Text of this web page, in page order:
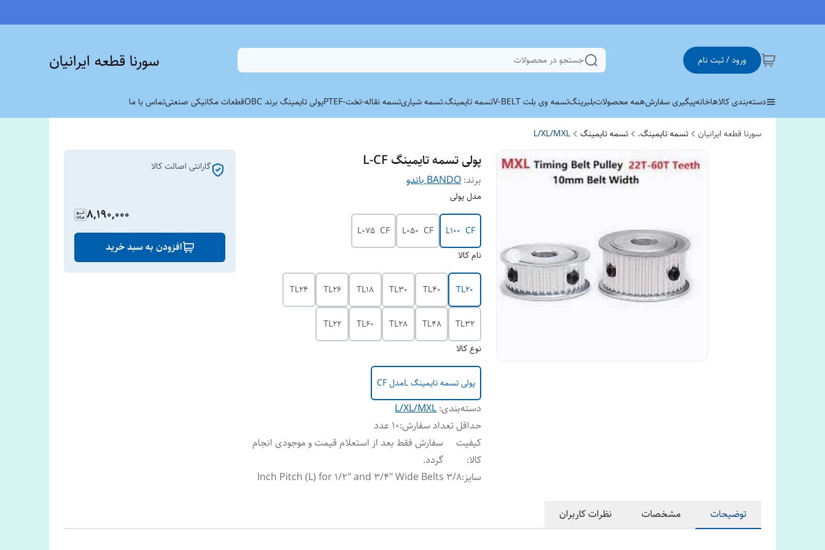
ورود / ثبت نام جستجو در محصولات سورنا قطعه ایرانیان
دسته‌بندی کالاهاخانهپیگیری سفارشهمه محصولاتبلبرینگتسمه وی بلت V-BELT تسمه تایمینگ.تسمه شیاریتسمه نقاله-تخت-PTEF پولی تایمینگ برند OBC قطعات مکانیکی صنعتیتماس با ما
سورنا قطعه ایرانیان تسمه تایمینگ. تسمه تایمینگ L/XL/MXL
پولی تسمه تایمینگ L-CF
برند:BANDO باندو
مدل پولی
L100 CF
L050 CF
L075 CF
نام کالا
TL20
TL40
TL30
TL18
TL26
TL24
TL32
TL48
TL28
TL60
TL22
نوع کالا
پولی تسمه تایمینگ Lمدل CF
دسته‌بندی:
L/XL/MXL
حداقل تعداد سفارش:10 عدد
کیفیت
کالا:
سفارش فقط بعد از استعلام قیمت و موجودی انجام
گردد.
سایز:
3/8 Inch Pitch (L) for 1/2" and 3/4" Wide Belts
گارانتی اصالت کالا
8,190,000
افزودن به سبد خرید
توضیحات مشخصات نظرات کاربران